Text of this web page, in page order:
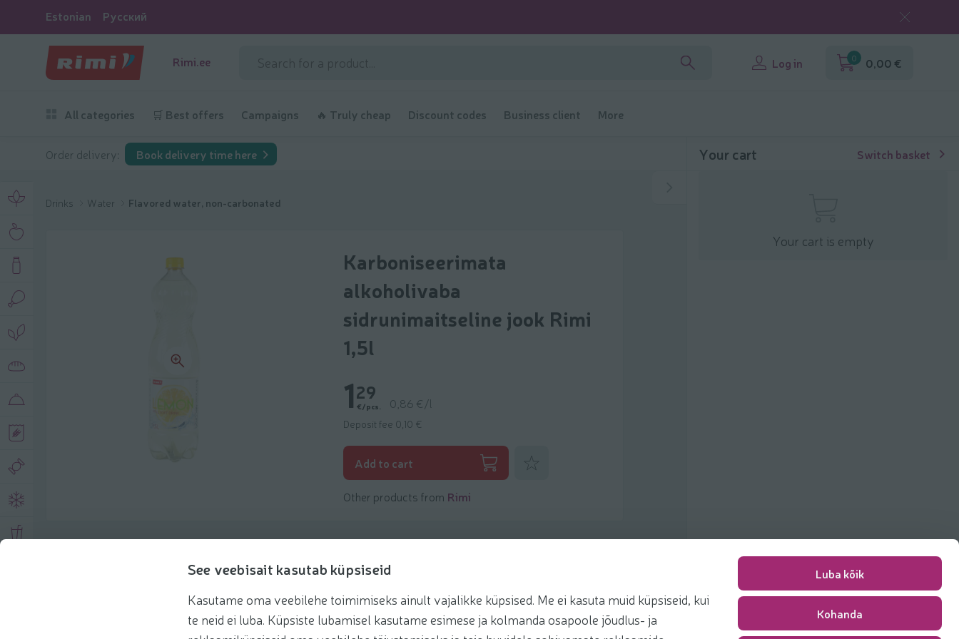
See veebisait kasutab küpsiseid
Kasutame oma veebilehe toimimiseks ainult vajalikke küpsised. Me ei kasuta muid küpsiseid, kui
te neid ei luba. Küpsiste lubamisel kasutame esimese ja kolmanda osapoole jõudlus- ja
Luba kõik
Kohanda
Estonian Русский
Rimi.ee Log in 0 0,00 €
All categories 🛒 Best offers Campaigns 🔥 Truly cheap Discount codes Business client More
Order delivery: Book delivery time here
Drinks Water Flavored water, non-carbonated
Karboniseerimata
alkoholivaba
sidrunimaitseline jook Rimi
1,5l
129
€/pcs. 0,86 €/l
Deposit fee 0,10 €
Add to cart
Other products from Rimi
Product description
Your cart Switch basket
Your cart is empty